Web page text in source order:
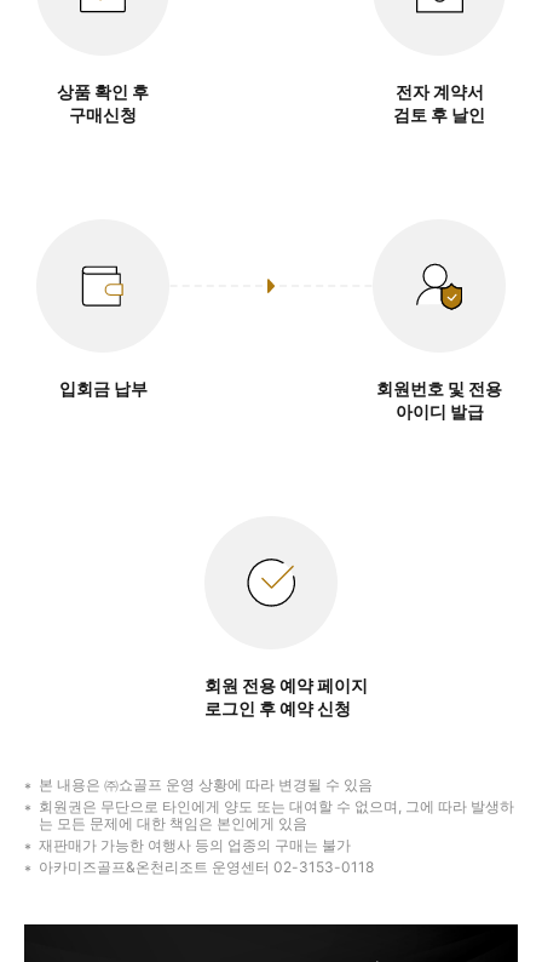
상품 확인 후
구매신청
전자 계약서
검토 후 날인
입회금 납부
회원번호 및 전용
아이디 발급
회원 전용 예약 페이지
로그인 후 예약 신청
본 내용은 ㈜쇼골프 운영 상황에 따라 변경될 수 있음
회원권은 무단으로 타인에게 양도 또는 대여할 수 없으며, 그에 따라 발생하
는 모든 문제에 대한 책임은 본인에게 있음
재판매가 가능한 여행사 등의 업종의 구매는 불가
아카미즈골프&온천리조트 운영센터 02-3153-0118